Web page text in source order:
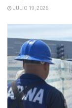
JULIO 19, 2026